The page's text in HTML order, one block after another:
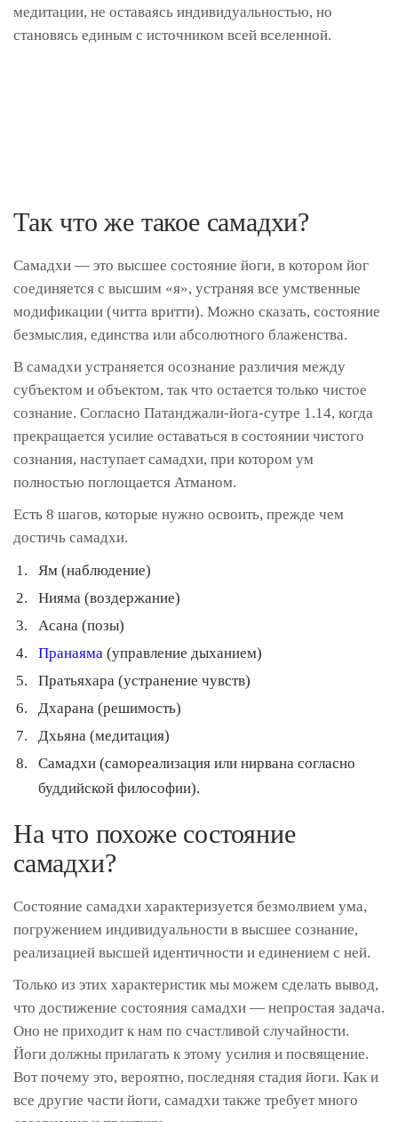
медитации, не оставаясь индивидуальностью, но
становясь единым с источником всей вселенной.
Так что же такое самадхи?
Самадхи — это высшее состояние йоги, в котором йог
соединяется с высшим «я», устраняя все умственные
модификации (читта вритти). Можно сказать, состояние
безмыслия, единства или абсолютного блаженства.
В самадхи устраняется осознание различия между
субъектом и объектом, так что остается только чистое
сознание. Согласно Патанджали-йога-сутре 1.14, когда
прекращается усилие оставаться в состоянии чистого
сознания, наступает самадхи, при котором ум
полностью поглощается Атманом.
Есть 8 шагов, которые нужно освоить, прежде чем
достичь самадхи.
Ям (наблюдение)
Нияма (воздержание)
Асана (позы)
Пранаяма (управление дыханием)
Пратьяхара (устранение чувств)
Дхарана (решимость)
Дхьяна (медитация)
Самадхи (самореализация или нирвана согласно
буддийской философии).
На что похоже состояние
самадхи?
Состояние самадхи характеризуется безмолвием ума,
погружением индивидуальности в высшее сознание,
реализацией высшей идентичности и единением с ней.
Только из этих характеристик мы можем сделать вывод,
что достижение состояния самадхи — непростая задача.
Оно не приходит к нам по счастливой случайности.
Йоги должны прилагать к этому усилия и посвящение.
Вот почему это, вероятно, последняя стадия йоги. Как и
все другие части йоги, самадхи также требует много